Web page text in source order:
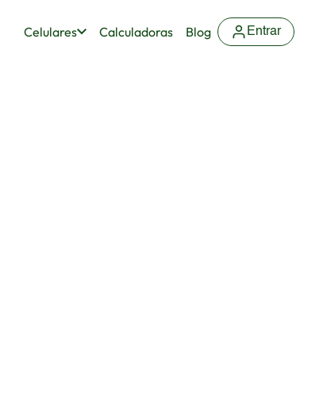
Celulares Calculadoras Blog Entrar